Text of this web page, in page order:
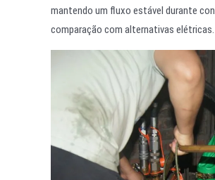
mantendo um fluxo estável durante
comparação com alternativas elétricas.